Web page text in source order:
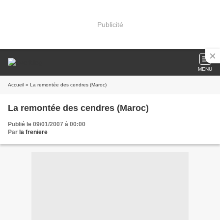
Publicité
MENU
Accueil » La remontée des cendres (Maroc)
La remontée des cendres (Maroc)
Publié le 09/01/2007 à 00:00
Par la freniere